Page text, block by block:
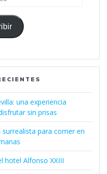
una experiencia
sin prisas
surrealista para comer en
hotel Alfonso XXIII